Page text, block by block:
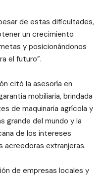
de estas dificultades,
un crecimiento
y posicionándonos
el futuro”.
citó la asesoría en
mobiliaria, brindada
de maquinaria agrícola y
grande del mundo y la
de los intereses
acreedoras extranjeras.
de empresas locales y